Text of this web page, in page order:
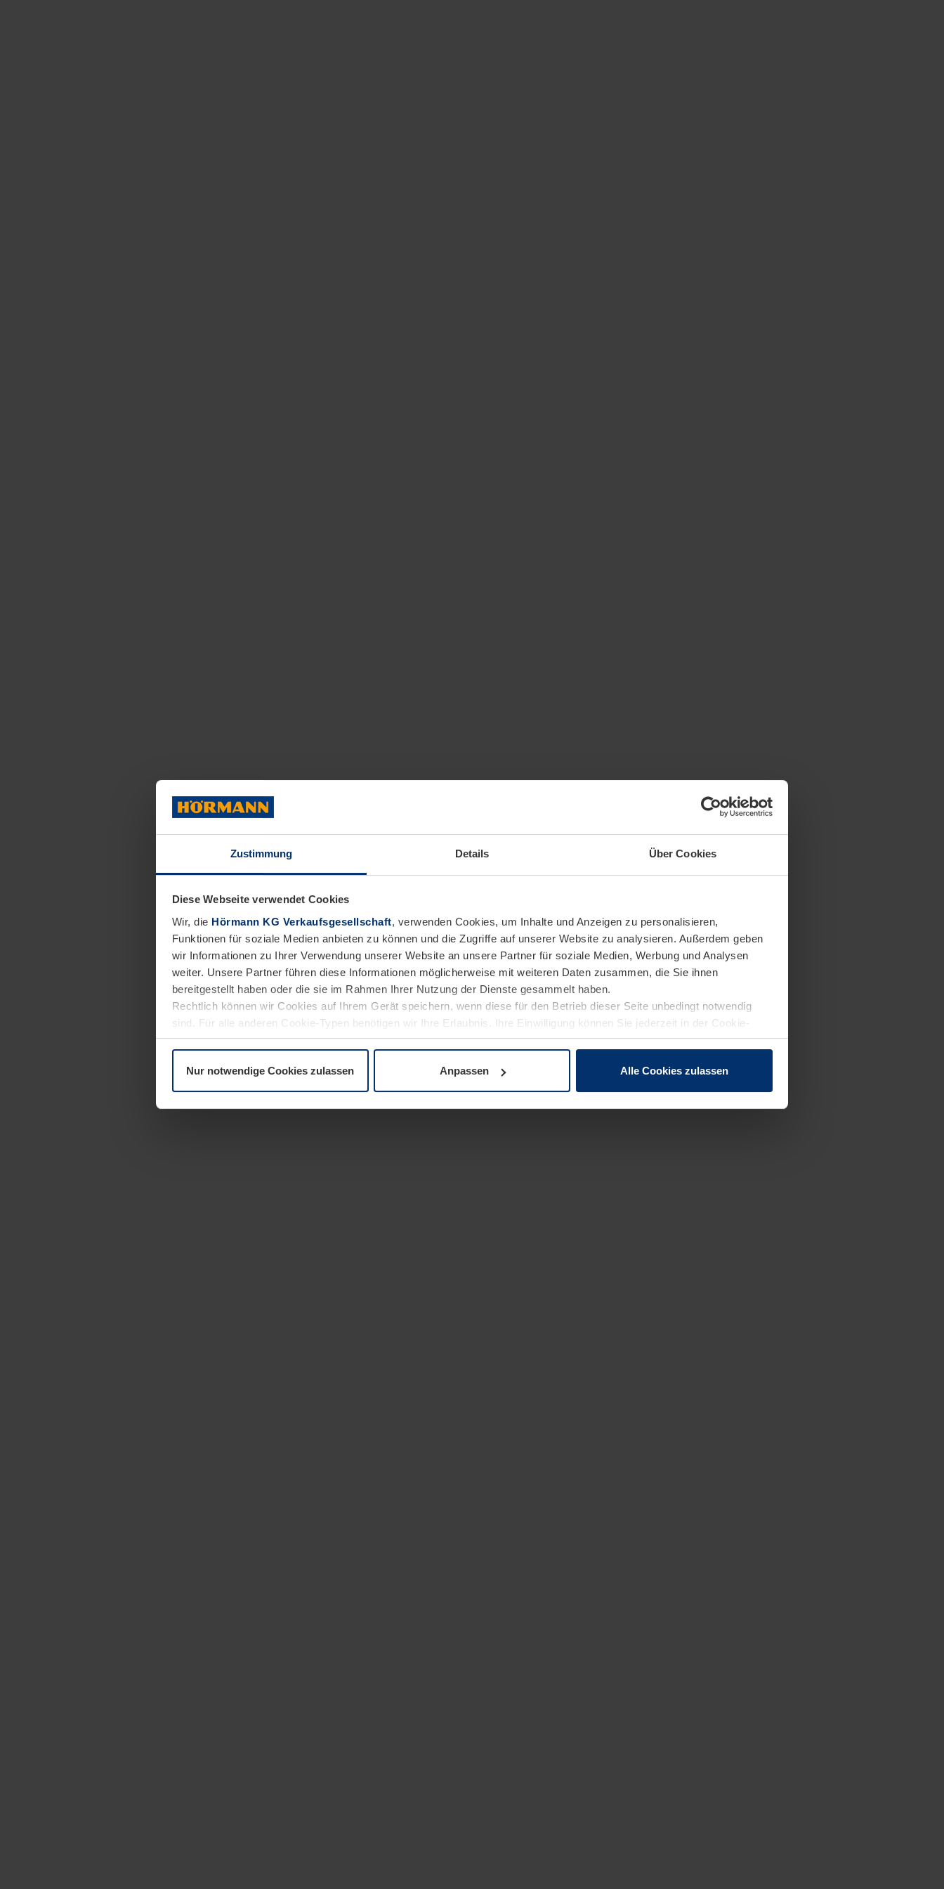
Zustimmung Details Über Cookies
Diese Webseite verwendet Cookies
Wir, die Hörmann KG Verkaufsgesellschaft, verwenden Cookies, um Inhalte und Anzeigen zu personalisieren,
Funktionen für soziale Medien anbieten zu können und die Zugriffe auf unserer Website zu analysieren. Außerdem geben
wir Informationen zu Ihrer Verwendung unserer Website an unsere Partner für soziale Medien, Werbung und Analysen
weiter. Unsere Partner führen diese Informationen möglicherweise mit weiteren Daten zusammen, die Sie ihnen
bereitgestellt haben oder die sie im Rahmen Ihrer Nutzung der Dienste gesammelt haben.
Rechtlich können wir Cookies auf Ihrem Gerät speichern, wenn diese für den Betrieb dieser Seite unbedingt notwendig
sind. Für alle anderen Cookie-Typen benötigen wir Ihre Erlaubnis. Ihre Einwilligung können Sie jederzeit in der Cookie-
Erläuterung auf der SeiteDatenschutzerklärungunserer Website ändern oder widerrufen.
Nur notwendige Cookies zulassen Anpassen Alle Cookies zulassen